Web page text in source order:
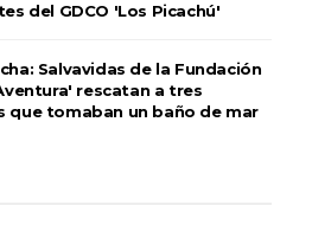
del GDCO 'Los Picachú'
Salvavidas de la Fundación
rescatan a tres
que tomaban un baño de mar